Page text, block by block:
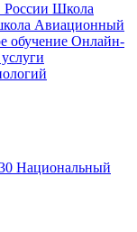
России Школа
Авиационный
обучение Онлайн-
Национальный